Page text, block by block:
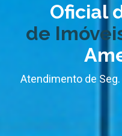
Oficial
de
Atendimento de